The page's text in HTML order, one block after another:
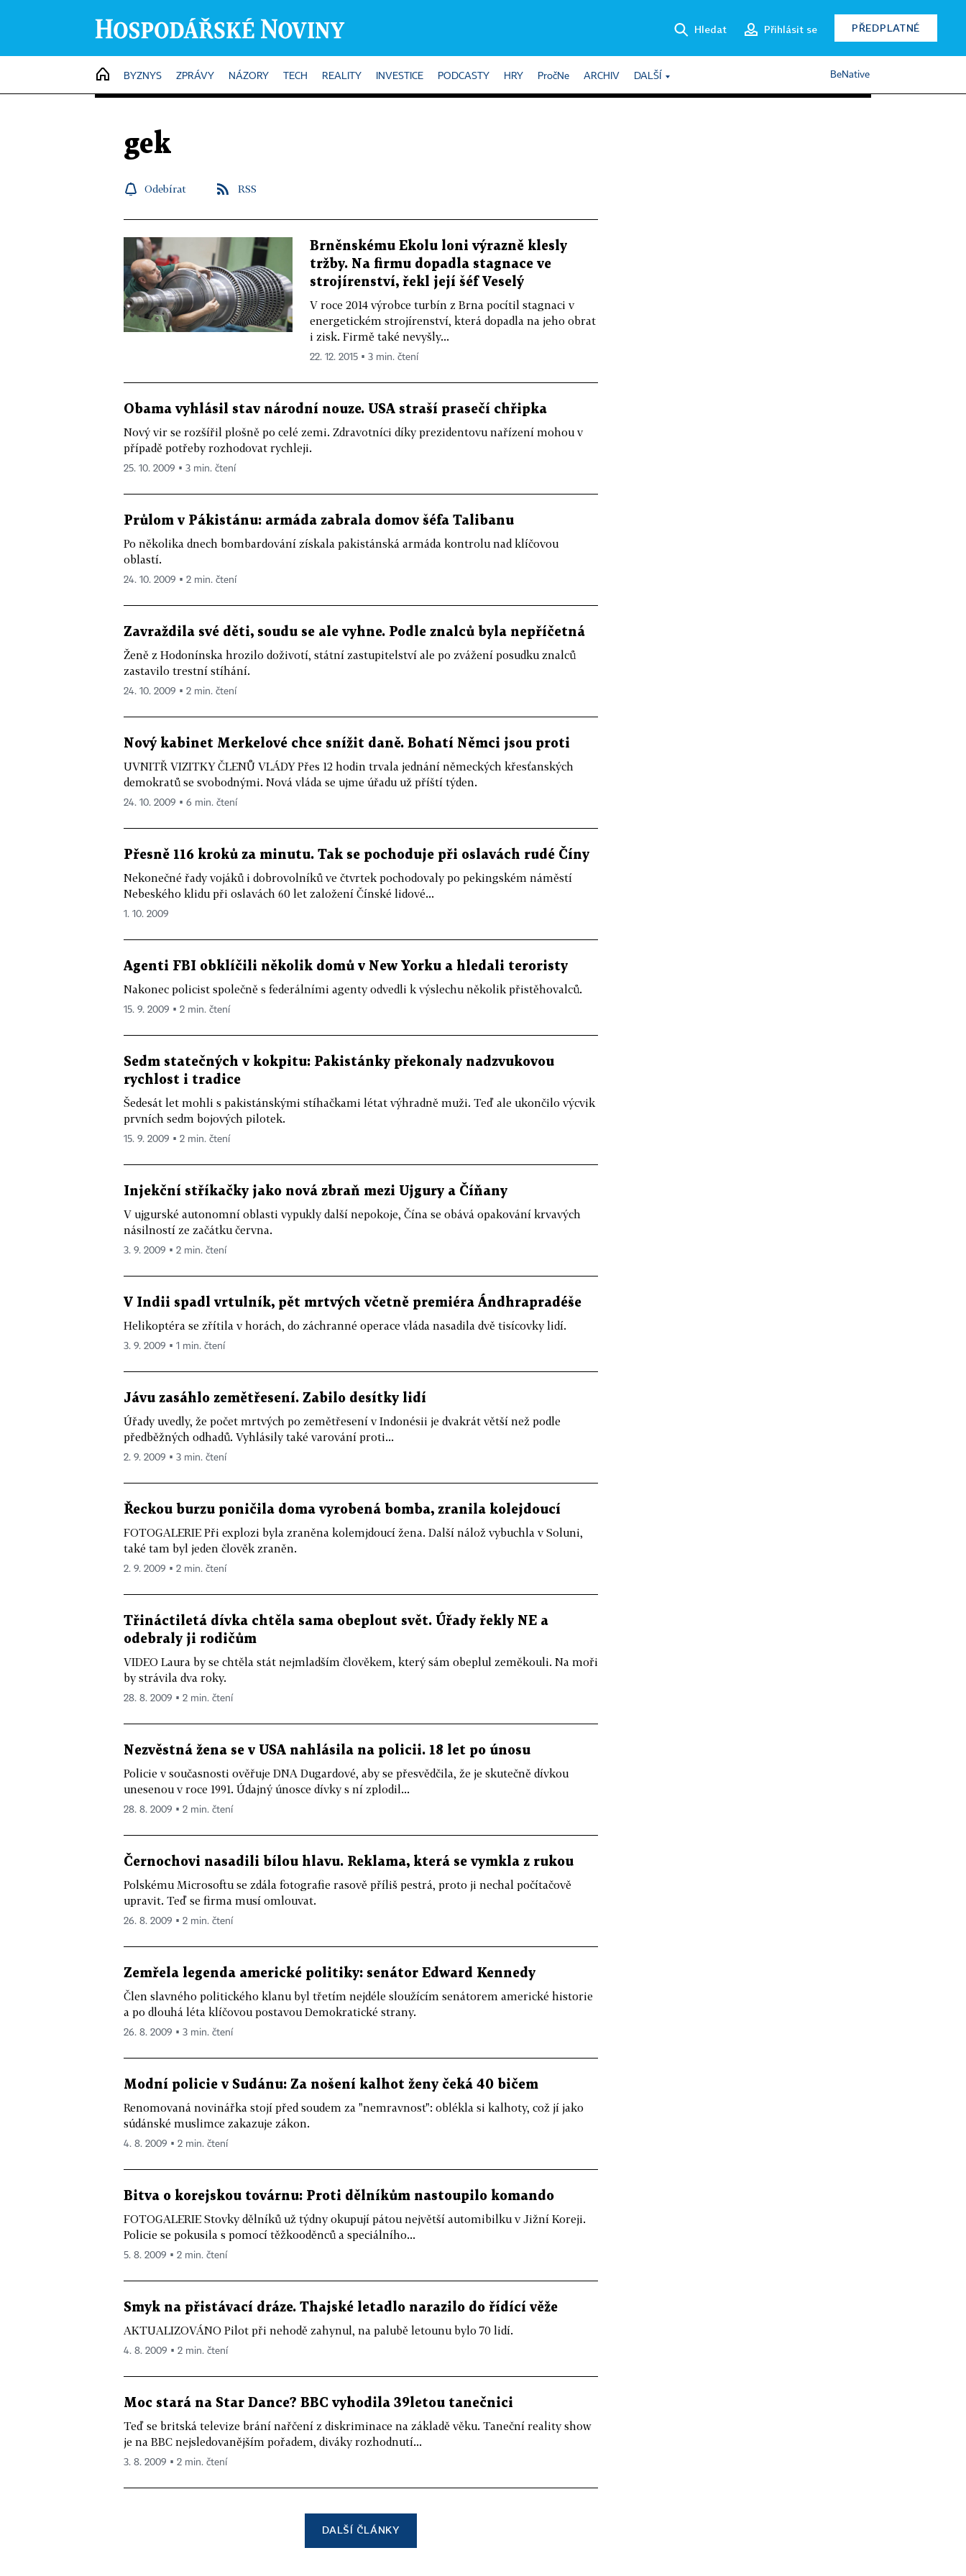
Hledat Přihlásit se PŘEDPLATNÉ
HOME
BYZNYS ZPRÁVY NÁZORY TECH REALITY INVESTICE PODCASTY HRY PročNe ARCHIV DALŠÍ BeNative
gek
Odebírat RSS
Brněnskému Ekolu loni výrazně klesly
tržby. Na firmu dopadla stagnace ve
strojírenství, řekl její šéf Veselý
V roce 2014 výrobce turbín z Brna pocítil stagnaci v
energetickém strojírenství, která dopadla na jeho obrat
i zisk. Firmě také nevyšly...
22. 12. 2015 ▪ 3 min. čtení
Obama vyhlásil stav národní nouze. USA straší prasečí chřipka
Nový vir se rozšířil plošně po celé zemi. Zdravotníci díky prezidentovu nařízení mohou v
případě potřeby rozhodovat rychleji.
25. 10. 2009 ▪ 3 min. čtení
Průlom v Pákistánu: armáda zabrala domov šéfa Talibanu
Po několika dnech bombardování získala pakistánská armáda kontrolu nad klíčovou
oblastí.
24. 10. 2009 ▪ 2 min. čtení
Zavraždila své děti, soudu se ale vyhne. Podle znalců byla nepříčetná
Ženě z Hodonínska hrozilo doživotí, státní zastupitelství ale po zvážení posudku znalců
zastavilo trestní stíhání.
24. 10. 2009 ▪ 2 min. čtení
Nový kabinet Merkelové chce snížit daně. Bohatí Němci jsou proti
UVNITŘ VIZITKY ČLENŮ VLÁDY Přes 12 hodin trvala jednání německých křesťanských
demokratů se svobodnými. Nová vláda se ujme úřadu už příští týden.
24. 10. 2009 ▪ 6 min. čtení
Přesně 116 kroků za minutu. Tak se pochoduje při oslavách rudé Číny
Nekonečné řady vojáků i dobrovolníků ve čtvrtek pochodovaly po pekingském náměstí
Nebeského klidu při oslavách 60 let založení Čínské lidové...
1. 10. 2009
Agenti FBI obklíčili několik domů v New Yorku a hledali teroristy
Nakonec policist společně s federálními agenty odvedli k výslechu několik přistěhovalců.
15. 9. 2009 ▪ 2 min. čtení
Sedm statečných v kokpitu: Pakistánky překonaly nadzvukovou
rychlost i tradice
Šedesát let mohli s pakistánskými stíhačkami létat výhradně muži. Teď ale ukončilo výcvik
prvních sedm bojových pilotek.
15. 9. 2009 ▪ 2 min. čtení
Injekční stříkačky jako nová zbraň mezi Ujgury a Číňany
V ujgurské autonomní oblasti vypukly další nepokoje, Čína se obává opakování krvavých
násilností ze začátku června.
3. 9. 2009 ▪ 2 min. čtení
V Indii spadl vrtulník, pět mrtvých včetně premiéra Ándhrapradéše
Helikoptéra se zřítila v horách, do záchranné operace vláda nasadila dvě tisícovky lidí.
3. 9. 2009 ▪ 1 min. čtení
Jávu zasáhlo zemětřesení. Zabilo desítky lidí
Úřady uvedly, že počet mrtvých po zemětřesení v Indonésii je dvakrát větší než podle
předběžných odhadů. Vyhlásily také varování proti...
2. 9. 2009 ▪ 3 min. čtení
Řeckou burzu poničila doma vyrobená bomba, zranila kolejdoucí
FOTOGALERIE Při explozi byla zraněna kolemjdoucí žena. Další nálož vybuchla v Soluni,
také tam byl jeden člověk zraněn.
2. 9. 2009 ▪ 2 min. čtení
Třináctiletá dívka chtěla sama obeplout svět. Úřady řekly NE a
odebraly ji rodičům
VIDEO Laura by se chtěla stát nejmladším člověkem, který sám obeplul zeměkouli. Na moři
by strávila dva roky.
28. 8. 2009 ▪ 2 min. čtení
Nezvěstná žena se v USA nahlásila na policii. 18 let po únosu
Policie v současnosti ověřuje DNA Dugardové, aby se přesvědčila, že je skutečně dívkou
unesenou v roce 1991. Údajný únosce dívky s ní zplodil...
28. 8. 2009 ▪ 2 min. čtení
Černochovi nasadili bílou hlavu. Reklama, která se vymkla z rukou
Polskému Microsoftu se zdála fotografie rasově příliš pestrá, proto ji nechal počítačově
upravit. Teď se firma musí omlouvat.
26. 8. 2009 ▪ 2 min. čtení
Zemřela legenda americké politiky: senátor Edward Kennedy
Člen slavného politického klanu byl třetím nejdéle sloužícím senátorem americké historie
a po dlouhá léta klíčovou postavou Demokratické strany.
26. 8. 2009 ▪ 3 min. čtení
Modní policie v Sudánu: Za nošení kalhot ženy čeká 40 bičem
Renomovaná novinářka stojí před soudem za "nemravnost": oblékla si kalhoty, což jí jako
súdánské muslimce zakazuje zákon.
4. 8. 2009 ▪ 2 min. čtení
Bitva o korejskou továrnu: Proti dělníkům nastoupilo komando
FOTOGALERIE Stovky dělníků už týdny okupují pátou největší automibilku v Jižní Koreji.
Policie se pokusila s pomocí těžkooděnců a speciálního...
5. 8. 2009 ▪ 2 min. čtení
Smyk na přistávací dráze. Thajské letadlo narazilo do řídící věže
AKTUALIZOVÁNO Pilot při nehodě zahynul, na palubě letounu bylo 70 lidí.
4. 8. 2009 ▪ 2 min. čtení
Moc stará na Star Dance? BBC vyhodila 39letou tanečnici
Teď se britská televize brání nařčení z diskriminace na základě věku. Taneční reality show
je na BBC nejsledovanějším pořadem, diváky rozhodnutí...
3. 8. 2009 ▪ 2 min. čtení
DALŠÍ ČLÁNKY